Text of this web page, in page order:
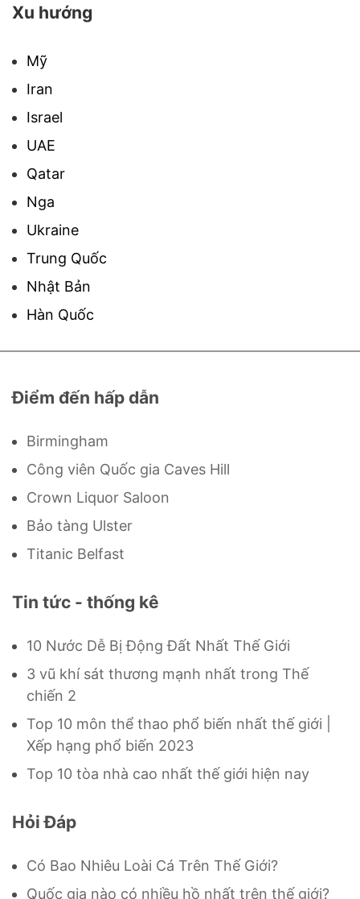
Xu hướng
Mỹ
Iran
Israel
UAE
Qatar
Nga
Ukraine
Trung Quốc
Nhật Bản
Hàn Quốc
Điểm đến hấp dẫn
Birmingham
Công viên Quốc gia Caves Hill
Crown Liquor Saloon
Bảo tàng Ulster
Titanic Belfast
Tin tức - thống kê
10 Nước Dễ Bị Động Đất Nhất Thế Giới
3 vũ khí sát thương mạnh nhất trong Thế
chiến 2
Top 10 môn thể thao phổ biến nhất thế giới |
Xếp hạng phổ biến 2023
Top 10 tòa nhà cao nhất thế giới hiện nay
Hỏi Đáp
Có Bao Nhiêu Loài Cá Trên Thế Giới?
Quốc gia nào có nhiều hồ nhất trên thế giới?